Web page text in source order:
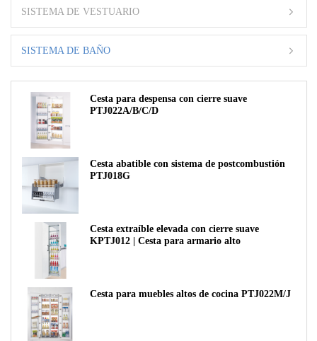
SISTEMA DE VESTUARIO
SISTEMA DE BAÑO
Cesta para despensa con cierre suave
PTJ022A/B/C/D
Cesta abatible con sistema de postcombustión
PTJ018G
Cesta extraíble elevada con cierre suave
KPTJ012 | Cesta para armario alto
Cesta para muebles altos de cocina PTJ022M/J